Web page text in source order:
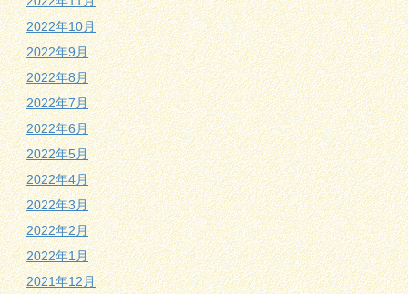
2022年10月
2022年9月
2022年8月
2022年7月
2022年6月
2022年5月
2022年4月
2022年3月
2022年2月
2022年1月
2021年12月